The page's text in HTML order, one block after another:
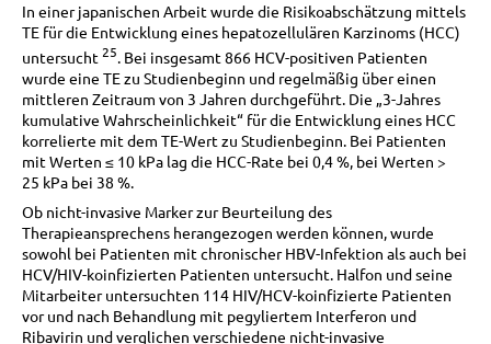
In einer japanischen Arbeit wurde die Risikoabschätzung mittels
TE für die Entwicklung eines hepatozellulären Karzinoms (HCC)
untersucht25. Bei insgesamt 866 HCV-positiven Patienten
wurde eine TE zu Studienbeginn und regelmäßig über einen
mittleren Zeitraum von 3 Jahren durchgeführt. Die „3-Jahres
kumulative Wahrscheinlichkeit“ für die Entwicklung eines HCC
korrelierte mit dem TE-Wert zu Studienbeginn. Bei Patienten
mit Werten ≤ 10 kPa lag die HCC-Rate bei 0,4 %, bei Werten >
25 kPa bei 38 %.
Ob nicht-invasive Marker zur Beurteilung des
Therapieansprechens herangezogen werden können, wurde
sowohl bei Patienten mit chronischer HBV-Infektion als auch bei
HCV/HIV-koinfizierten Patienten untersucht. Halfon und seine
Mitarbeiter untersuchten 114 HIV/HCV-koinfizierte Patienten
vor und nach Behandlung mit pegyliertem Interferon und
Ribavirin und verglichen verschiedene nicht-invasive